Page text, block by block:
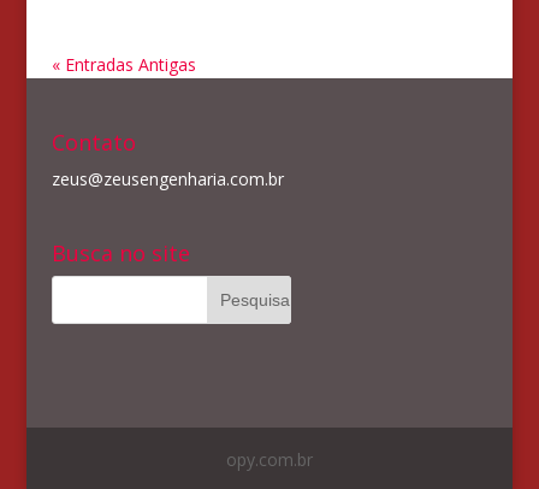
« Entradas Antigas
Contato
zeus@zeusengenharia.com.br
Busca no site
opy.com.br